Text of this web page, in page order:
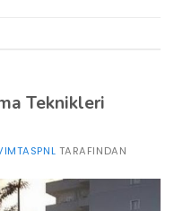
Teknikleri
TARAFINDAN